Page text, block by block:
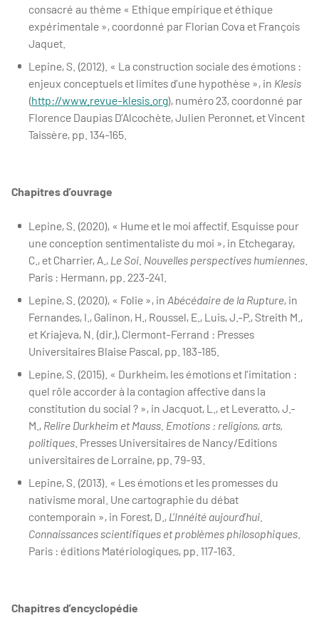
consacré au thème « Ethique empirique et éthique
expérimentale », coordonné par Florian Cova et François
Jaquet.
Lepine, S. (2012). « La construction sociale des émotions :
enjeux conceptuels et limites d’une hypothèse », in Klesis
(http://www.revue-klesis.org), numéro 23, coordonné par
Florence Daupias D’Alcochète, Julien Peronnet, et Vincent
Taissère, pp. 134-165.
Chapitres d’ouvrage
Lepine, S. (2020), « Hume et le moi affectif. Esquisse pour
une conception sentimentaliste du moi », in Etchegaray,
C., et Charrier, A., Le Soi. Nouvelles perspectives humiennes
Paris : Hermann, pp. 223-241.
Lepine, S. (2020), « Folie », in Abécédaire de la Rupture, in
Fernandes, I., Galinon, H., Roussel, E., Luis, J.-P., Streith M.,
et Kriajeva, N. (dir.), Clermont-Ferrand : Presses
Universitaires Blaise Pascal, pp. 183-185.
Lepine, S. (2015). « Durkheim, les émotions et l’imitation :
quel rôle accorder à la contagion affective dans la
constitution du social ? », in Jacquot, L., et Leveratto, J.-
M., Relire Durkheim et Mauss. Emotions : religions, arts,
politiques . Presses Universitaires de Nancy/Editions
universitaires de Lorraine, pp. 79-93.
Lepine, S. (2013). « Les émotions et les promesses du
nativisme moral. Une cartographie du débat
contemporain », in Forest, D., L’Innéité aujourd’hui.
Connaissances scientifiques et problèmes philosophiques
Paris : éditions Matériologiques, pp. 117-163.
Chapitres d’encyclopédie